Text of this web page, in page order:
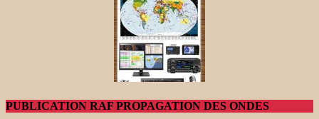
PUBLICATION RAF PROPAGATION DES ONDES